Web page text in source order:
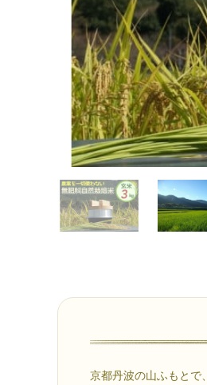
京都丹波の山ふもとで